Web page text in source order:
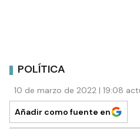
POLÍTICA
10 de marzo de 2022 | 19:08
Añadir como fuente en